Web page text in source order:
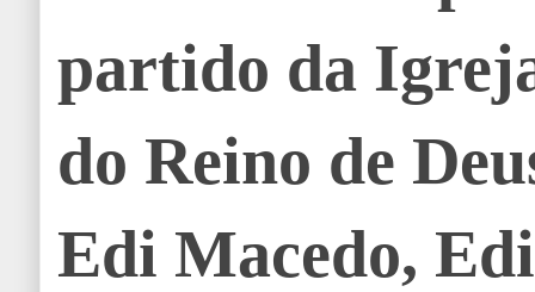
partido da
do Reino de
Edi Macedo,